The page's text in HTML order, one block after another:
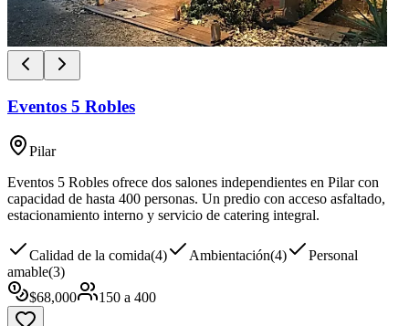
Eventos 5 Robles
Pilar
Eventos 5 Robles ofrece dos salones independientes en Pilar con
capacidad de hasta 400 personas. Un predio con acceso asfaltado,
estacionamiento interno y servicio de catering integral.
Calidad de la comida(4) Ambientación(4)
Personal
amable(3)
$68,000 150 a 400